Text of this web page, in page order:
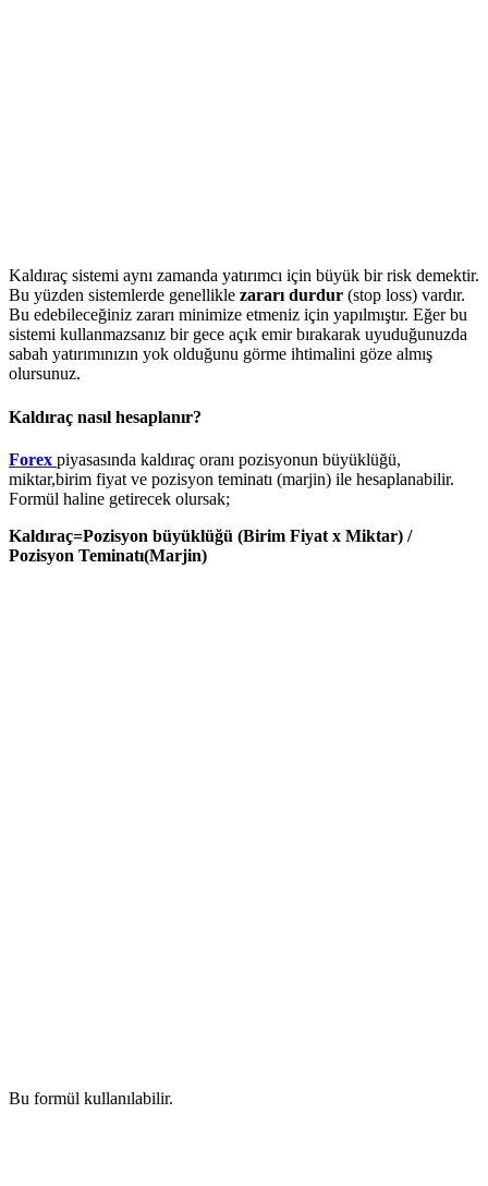
Kaldıraç sistemi aynı zamanda yatırımcı için büyük bir risk demektir.
Bu yüzden sistemlerde genellikle zararı durdur (stop loss) vardır.
Bu edebileceğiniz zararı minimize etmeniz için yapılmıştır. Eğer bu
sistemi kullanmazsanız bir gece açık emir bırakarak uyuduğunuzda
sabah yatırımınızın yok olduğunu görme ihtimalini göze almış
olursunuz.
Kaldıraç nasıl hesaplanır?
Forex piyasasında kaldıraç oranı pozisyonun büyüklüğü,
miktar,birim fiyat ve pozisyon teminatı (marjin) ile hesaplanabilir.
Formül haline getirecek olursak;
Kaldıraç=Pozisyon büyüklüğü (Birim Fiyat x Miktar) /
Pozisyon Teminatı(Marjin)
Bu formül kullanılabilir.